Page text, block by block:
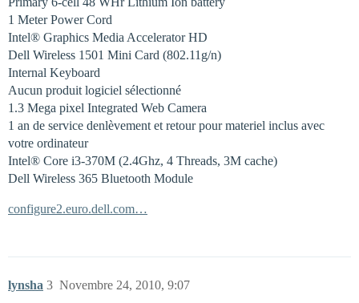
1 Meter Power Cord
Intel® Graphics Media Accelerator HD
Dell Wireless 1501 Mini Card (802.11g/n)
Internal Keyboard
Aucun produit logiciel sélectionné
1.3 Mega pixel Integrated Web Camera
1 an de service denlèvement et retour pour materiel inclus avec
votre ordinateur
Intel® Core i3-370M (2.4Ghz, 4 Threads, 3M cache)
Dell Wireless 365 Bluetooth Module
configure2.euro.dell.com…
lynsha Novembre 24, 2010, 9:07
3